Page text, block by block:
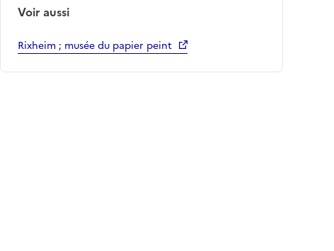
Voir aussi
Rixheim ; musée du papier peint